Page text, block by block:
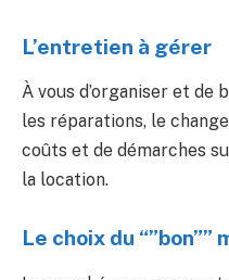
L’entretien à gérer
À vous d’organiser et de
les réparations, le
coûts et de démarches
la location.
Le choix du “”bon””